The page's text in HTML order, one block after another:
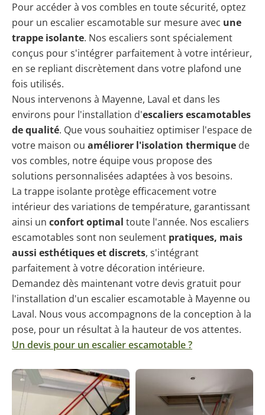
Pour accéder à vos combles en toute sécurité, optez
pour un escalier escamotable sur mesure avec une
trappe isolante. Nos escaliers sont spécialement
conçus pour s'intégrer parfaitement à votre intérieur,
en se repliant discrètement dans votre plafond une
fois utilisés.
Nous intervenons à Mayenne, Laval et dans les
environs pour l'installation d'escaliers escamotables
de qualité. Que vous souhaitiez optimiser l'espace de
votre maison ou améliorer l'isolation thermique de
vos combles, notre équipe vous propose des
solutions personnalisées adaptées à vos besoins.
La trappe isolante protège efficacement votre
intérieur des variations de température, garantissant
ainsi un confort optimal toute l'année. Nos escaliers
escamotables sont non seulement pratiques, mais
aussi esthétiques et discrets, s'intégrant
parfaitement à votre décoration intérieure.
Demandez dès maintenant votre devis gratuit pour
l'installation d'un escalier escamotable à Mayenne ou
Laval. Nous vous accompagnons de la conception à la
pose, pour un résultat à la hauteur de vos attentes.
Un devis pour un escalier escamotable ?